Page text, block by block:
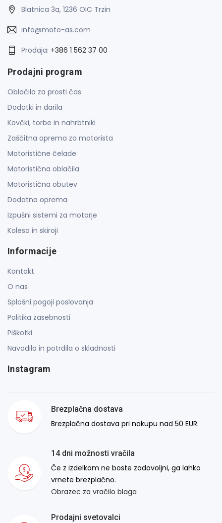
Blatnica 3a, 1236 OIC Trzin
info@moto-as.com
Prodaja: +386 1 562 37 00
Prodajni program
Oblačila za prosti čas
Dodatki in darila
Kovčki, torbe in nahrbtniki
Zaščitna oprema za motorista
Motoristične čelade
Motoristična oblačila
Motoristična obutev
Dodatna oprema
Izpušni sistemi za motorje
Kolesa in skiroji
Informacije
Kontakt
O nas
Splošni pogoji poslovanja
Politika zasebnosti
Piškotki
Navodila in potrdila o skladnosti
Instagram
Brezplačna dostava
Brezplačna dostava pri nakupu nad 50 EUR.
14 dni možnosti vračila
Če z izdelkom ne boste zadovoljni, ga lahko
vrnete brezplačno.
Obrazec za vračilo blaga
Prodajni svetovalci